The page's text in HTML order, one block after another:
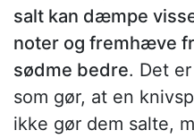
salt kan dæmpe
noter og fremhæve
sødme bedre. Det
som gør, at en
ikke gør dem salte,